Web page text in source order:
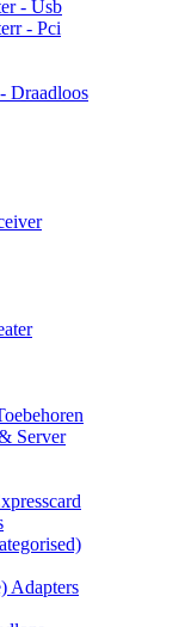
- Usb
- Pci
Draadloos
Server
Adapters